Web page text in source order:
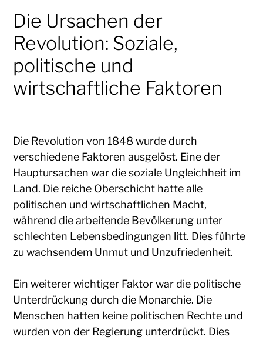
Die Ursachen der
Revolution: Soziale,
politische und
wirtschaftliche Faktoren
Die Revolution von 1848 wurde durch
verschiedene Faktoren ausgelöst. Eine der
Hauptursachen war die soziale Ungleichheit im
Land. Die reiche Oberschicht hatte alle
politischen und wirtschaftlichen Macht,
während die arbeitende Bevölkerung unter
schlechten Lebensbedingungen litt. Dies führte
zu wachsendem Unmut und Unzufriedenheit.
Ein weiterer wichtiger Faktor war die politische
Unterdrückung durch die Monarchie. Die
Menschen hatten keine politischen Rechte und
wurden von der Regierung unterdrückt. Dies